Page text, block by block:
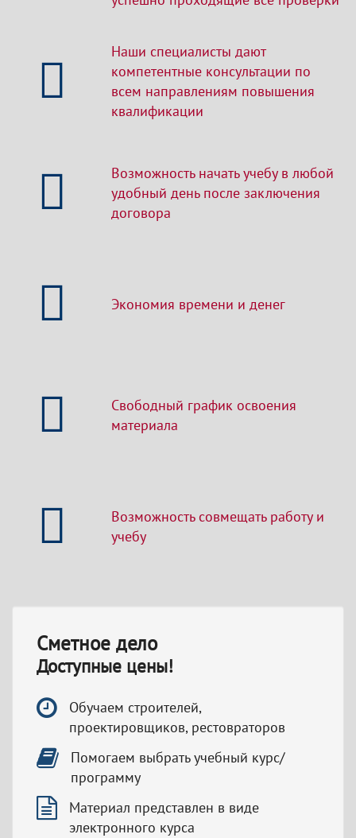
Наши специалисты дают
компетентные консультации по
всем направлениям повышения
квалификации
Возможность начать учебу в любой
удобный день после заключения
договора
Экономия времени и денег
Свободный график освоения
материала
Возможность совмещать работу и
учебу
Сметное дело
Доступные цены!
Обучаем строителей,
проектировщиков, рестовраторов
Помогаем выбрать учебный курс/
программу
Материал представлен в виде
электронного курса